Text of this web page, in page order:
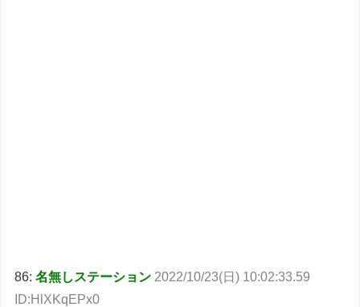
86:名無しステーション 2022/10/23(日) 10:02:33.59
ID:HlXKqEPx0